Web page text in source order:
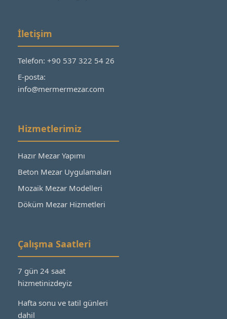
İletişim
Telefon: +90 537 322 54 26
E-posta:
info@mermermezar.com
Hizmetlerimiz
Hazır Mezar Yapımı
Beton Mezar Uygulamaları
Mozaik Mezar Modelleri
Döküm Mezar Hizmetleri
Çalışma Saatleri
7 gün 24 saat
hizmetinizdeyiz
Hafta sonu ve tatil günleri
dahil